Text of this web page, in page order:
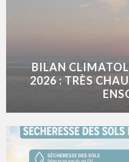
BILAN
2026 : TRÈS